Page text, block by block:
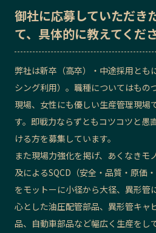
御社に応募していただき
て、具体的に教えてくださ
弊社は新卒（高卒）・中途採用とも
シング利用）。職種についてはもの
現場、女性にも優しい生産管理現場
す。即戦力ならずともコツコツと愚
ける方を募集しています。
また現場力強化を掲げ、あくなきモ
及によるSQCD（安全・品質・原価
をモットーに小径から大径、異形管
心とした油圧配管部品、異形管キャ
品、自動車部品など幅広く生産をし